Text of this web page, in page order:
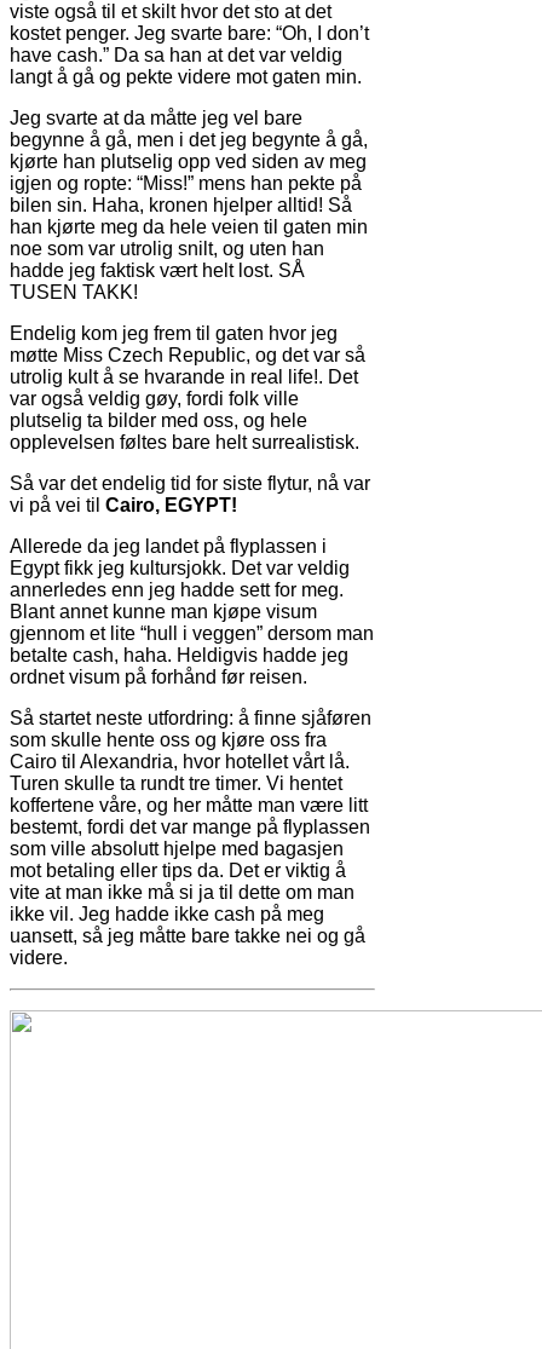
viste også til et skilt hvor det sto at det
kostet penger. Jeg svarte bare: “Oh, I don’t
have cash.” Da sa han at det var veldig
langt å gå og pekte videre mot gaten min.
Jeg svarte at da måtte jeg vel bare
begynne å gå, men i det jeg begynte å gå,
kjørte han plutselig opp ved siden av meg
igjen og ropte: “Miss!” mens han pekte på
bilen sin. Haha, kronen hjelper alltid! Så
han kjørte meg da hele veien til gaten min
noe som var utrolig snilt, og uten han
hadde jeg faktisk vært helt lost. SÅ
TUSEN TAKK!
Endelig kom jeg frem til gaten hvor jeg
møtte Miss Czech Republic, og det var så
utrolig kult å se hvarande in real life!. Det
var også veldig gøy, fordi folk ville
plutselig ta bilder med oss, og hele
opplevelsen føltes bare helt surrealistisk.
Så var det endelig tid for siste flytur, nå var
vi på vei til Cairo, EGYPT!
Allerede da jeg landet på flyplassen i
Egypt fikk jeg kultursjokk. Det var veldig
annerledes enn jeg hadde sett for meg.
Blant annet kunne man kjøpe visum
gjennom et lite “hull i veggen” dersom man
betalte cash, haha. Heldigvis hadde jeg
ordnet visum på forhånd før reisen.
Så startet neste utfordring: å finne sjåføren
som skulle hente oss og kjøre oss fra
Cairo til Alexandria, hvor hotellet vårt lå.
Turen skulle ta rundt tre timer. Vi hentet
koffertene våre, og her måtte man være litt
bestemt, fordi det var mange på flyplassen
som ville absolutt hjelpe med bagasjen
mot betaling eller tips da. Det er viktig å
vite at man ikke må si ja til dette om man
ikke vil. Jeg hadde ikke cash på meg
uansett, så jeg måtte bare takke nei og gå
videre.